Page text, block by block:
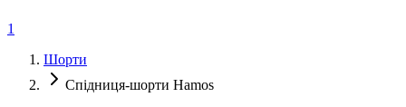
1
Шорти
Спідниця-шорти Hamos